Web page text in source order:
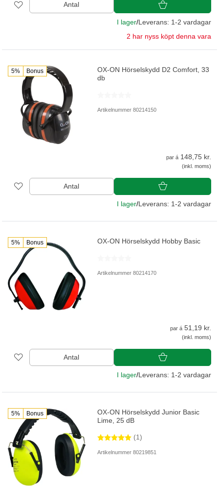
Antal
I lager/Leverans: 1-2 vardagar
2 har nyss köpt denna vara
5% Bonus
OX-ON Hörselskydd D2 Comfort, 33
db
Artikelnummer 80214150
par á 148,75 kr.
(inkl. moms)
Antal
I lager/Leverans: 1-2 vardagar
5% Bonus OX-ON Hörselskydd Hobby Basic
Artikelnummer 80214170
par á 51,19 kr.
(inkl. moms)
Antal
I lager/Leverans: 1-2 vardagar
5% Bonus
OX-ON Hörselskydd Junior Basic
Lime, 25 dB
(1)
Artikelnummer 80219851